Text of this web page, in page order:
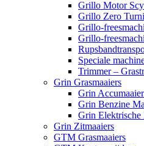
Grillo Motor
Grillo Zero
Grillo-
Grillo-
Speciale
Trimmer –
Grin Grasmaaiers
Grin
Grin Benzine
Grin Elektrische
Grin Zitmaaiers
GTM Grasmaaiers